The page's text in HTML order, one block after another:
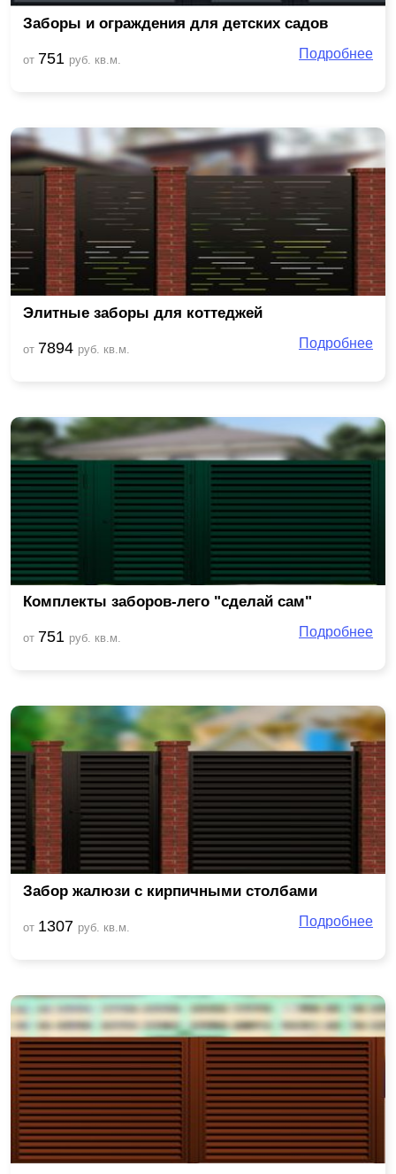
Заборы и ограждения для детских садов
от 751 руб. кв.м. Подробнее
Элитные заборы для коттеджей
от 7894 руб. кв.м. Подробнее
Комплекты заборов-лего "сделай сам"
от 751 руб. кв.м. Подробнее
Забор жалюзи с кирпичными столбами
от 1307 руб. кв.м. Подробнее